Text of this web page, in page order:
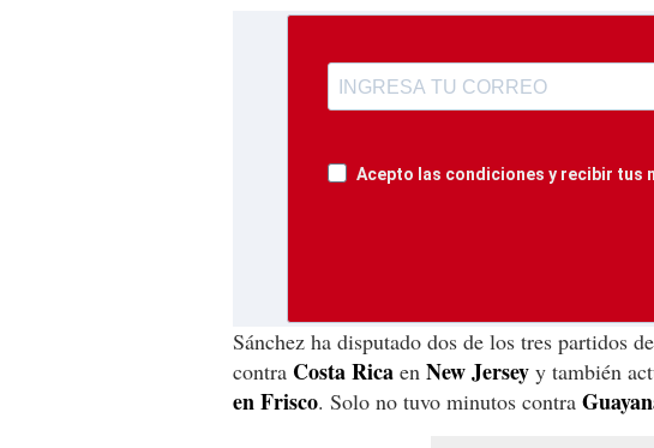
Acepto las condiciones y recibir tus
Sánchez ha disputado dos de los tres partidos
contra Costa Rica en New Jersey y también
en Frisco. Solo no tuvo minutos contra